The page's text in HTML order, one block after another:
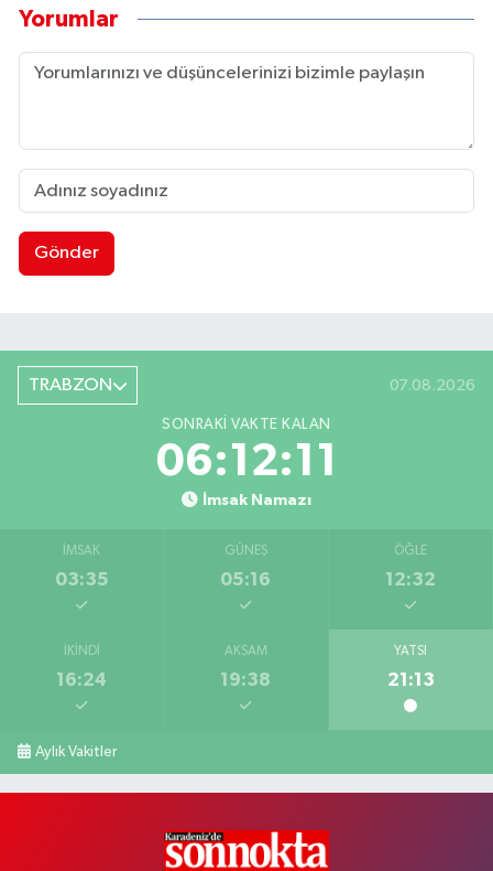
Yorumlar
Gönder
TRABZON 07.08.2026
SONRAKI VAKTE KALAN
06:12:11
İmsak Namazı
İMSAK
03:35
GÜNEŞ
05:16
ÖĞLE
12:32
İKINDI
16:24
AKŞAM
19:38
YATSI
21:13
Aylık Vakitler